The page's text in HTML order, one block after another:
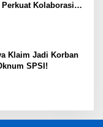
Kolaborasi
Klaim Jadi Korban
SPSI!